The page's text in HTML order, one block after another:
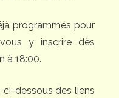
programmés pour
y inscrire dès
à 18:00.
dessous des liens